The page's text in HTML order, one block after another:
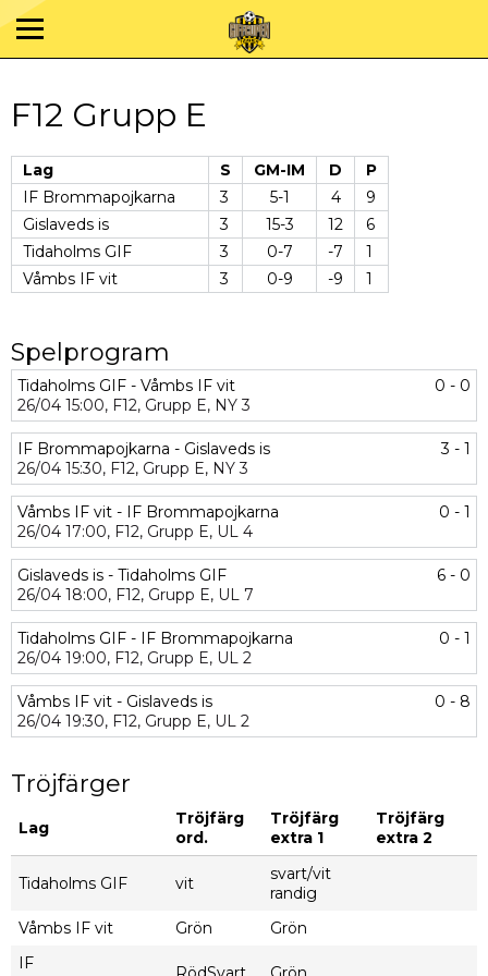
F12 Grupp E
Lag S GM-IM D
P
IF Brommapojkarna
3 5-1 4
9
Gislaveds is
3 15-3 12
6
Tidaholms GIF
3 0-7 -7
1
Våmbs IF vit
3 0-9 -9 1
Spelprogram
Tidaholms GIF - Våmbs IF vit
0 - 0
26/04 15:00, F12, Grupp E, NY 3
IF Brommapojkarna - Gislaveds is
3 - 1
26/04 15:30, F12, Grupp E, NY 3
Våmbs IF vit - IF Brommapojkarna
0 - 1
26/04 17:00, F12, Grupp E, UL 4
Gislaveds is - Tidaholms GIF
6 - 0
26/04 18:00, F12, Grupp E, UL 7
Tidaholms GIF - IF Brommapojkarna
0 - 1
26/04 19:00, F12, Grupp E, UL 2
Våmbs IF vit - Gislaveds is
0 - 8
26/04 19:30, F12, Grupp E, UL 2
Tröjfärger
Lag
Tröjfärg
ord.
Tröjfärg
extra 1
Tröjfärg
extra 2
Tidaholms GIF vit
svart/vit
randig
Våmbs IF vit
Grön
Grön
IF